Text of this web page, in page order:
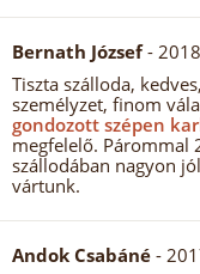
Bernath József-
Tiszta szálloda,
személyzet, finom
gondozott szépen
megfelelő. Párommal
szállodában nagyon
vártunk.
Andok Csabáné -